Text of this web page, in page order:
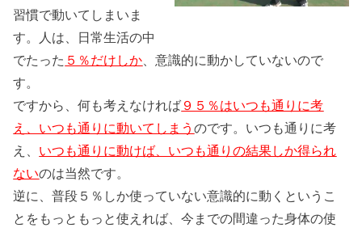
習慣で動いてしまいま
す。人は、日常生活の中
でたった ５％だけしか 、意識的に動かしていないので
す。
ですから、何も考えなければ ９５％はいつも通りに考
え、いつも通りに動いてしまうのです。いつも通りに考
え、 いつも通りに動けば、いつも通りの結果しか得られ
ないのは当然です。
逆に、普段５％しか使っていない意識的に動くというこ
とをもっともっと使えれば、今までの間違った身体の使